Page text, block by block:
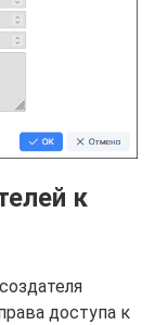
к
доступа к